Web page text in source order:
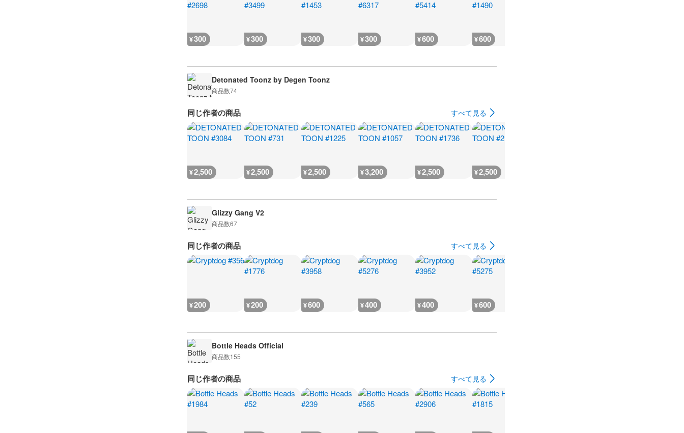
¥300 ¥300 ¥300 ¥300 ¥600 ¥600
Detonated Toonz by Degen Toonz
商品数74
同じ作者の商品 すべて見る
¥2,500 ¥2,500 ¥2,500 ¥3,200 ¥2,500 ¥2,500
Glizzy Gang V2
商品数67
同じ作者の商品 すべて見る
¥200 ¥200 ¥600 ¥400 ¥400 ¥600
Bottle Heads Official
商品数155
同じ作者の商品 すべて見る